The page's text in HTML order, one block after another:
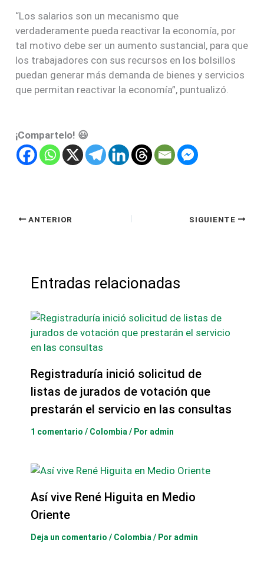
“Los salarios son un mecanismo que
verdaderamente pueda reactivar la economía, por
tal motivo debe ser un aumento sustancial, para que
los trabajadores con sus recursos en los bolsillos
puedan generar más demanda de bienes y servicios
que permitan reactivar la economía”, puntualizó.
¡Compartelo! 😃
ANTERIOR SIGUIENTE
Entradas relacionadas
Registraduría inició solicitud de
listas de jurados de votación que
prestarán el servicio en las consultas
1 comentario / Colombia / Por admin
Así vive René Higuita en Medio
Oriente
Deja un comentario / Colombia / Por admin